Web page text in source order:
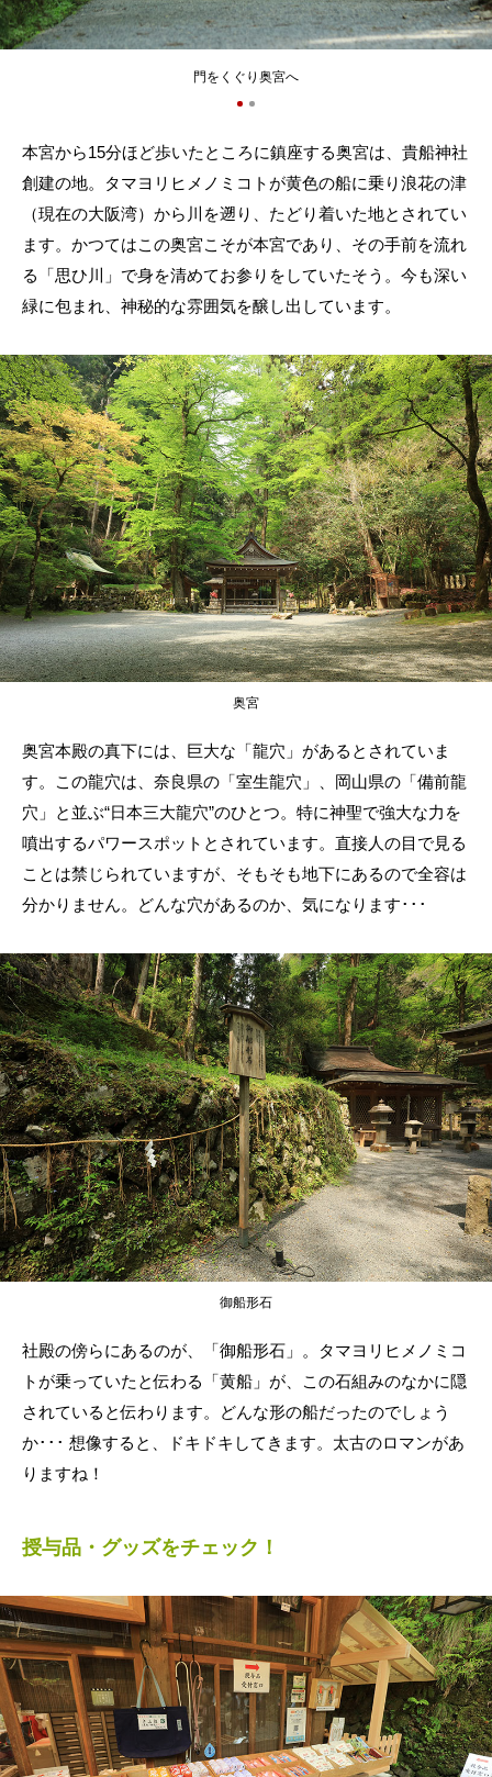
門をくぐり奥宮へ
本宮から15分ほど歩いたところに鎮座する奥宮は、貴船神社
創建の地。タマヨリヒメノミコトが黄色の船に乗り浪花の津
（現在の大阪湾）から川を遡り、たどり着いた地とされてい
ます。かつてはこの奥宮こそが本宮であり、その手前を流れ
る「思ひ川」で身を清めてお参りをしていたそう。今も深い
緑に包まれ、神秘的な雰囲気を醸し出しています。
奥宮
奥宮本殿の真下には、巨大な「龍穴」があるとされていま
す。この龍穴は、奈良県の「室生龍穴」、岡山県の「備前龍
穴」と並ぶ“日本三大龍穴”のひとつ。特に神聖で強大な力を
噴出するパワースポットとされています。直接人の目で見る
ことは禁じられていますが、そもそも地下にあるので全容は
分かりません。どんな穴があるのか、気になります･･･
御船形石
社殿の傍らにあるのが、「御船形石」。タマヨリヒメノミコ
トが乗っていたと伝わる「黄船」が、この石組みのなかに隠
されていると伝わります。どんな形の船だったのでしょう
か･･･ 想像すると、ドキドキしてきます。太古のロマンがあ
りますね！
授与品・グッズをチェック！